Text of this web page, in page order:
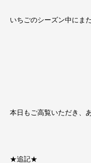
いちごのシーズン中にま
本日もご高覧いただき、
★追記★